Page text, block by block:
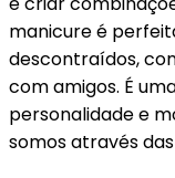
manicure é
descontraídos,
com amigos. É
personalidade e
somos através